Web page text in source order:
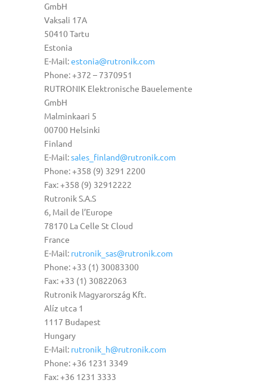
GmbH
Vaksali 17A
50410 Tartu
Estonia
E-Mail:estonia@rutronik.com
Phone: +372 – 7370951
RUTRONIK Elektronische Bauelemente
GmbH
Malminkaari 5
00700 Helsinki
Finland
E-Mail:sales_finland@rutronik.com
Phone: +358 (9) 3291 2200
Fax: +358 (9) 32912222
Rutronik S.A.S
6, Mail de l’Europe
78170 La Celle St Cloud
France
E-Mail: rutronik_sas@rutronik.com
Phone: +33 (1) 30083300
Fax: +33 (1) 30822063
Rutronik Magyarország Kft.
Alíz utca 1
1117 Budapest
Hungary
E-Mail: rutronik_h@rutronik.com
Phone: +36 1231 3349
Fax: +36 1231 3333